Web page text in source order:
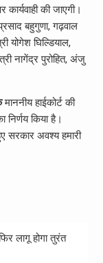
की जाएगी।
बहुगुणा, गढ़वाल
योगेश घिल्डियाल,
नागेंद्र पुरोहित, अंजु
माननीय हाईकोर्ट की
किया है।
सरकार अवश्य हमारी
लागू होगा तुरंत